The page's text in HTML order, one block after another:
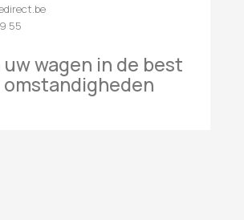
55
wagen in de best